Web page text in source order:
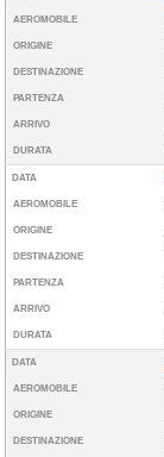
AEROMOBILE
ORIGINE
DESTINAZIONE
PARTENZA
ARRIVO
DURATA
DATA
AEROMOBILE
ORIGINE
DESTINAZIONE
PARTENZA
ARRIVO
DURATA
DATA
AEROMOBILE
ORIGINE
DESTINAZIONE